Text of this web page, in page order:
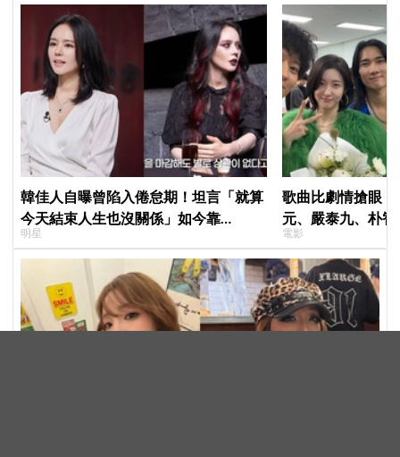
韓佳人自曝曾陷入倦怠期！坦言「就算
今天結束人生也沒關係」如今靠
YouTube重拾生活樂趣
明星
歌曲比劇情搶眼
元、嚴泰九、朴
曲《Love Is》超
電影